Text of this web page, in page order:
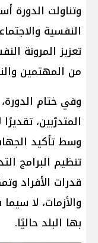
وتناولت الدورة
النفسية
تعزيز المرونة
من المهتمين
وفي ختام
المتدرّبين،
وسط تأكيد
تنظيم البرامج
قدرات الأفراد
والأزمات، لا
بها البلد حاليًا.